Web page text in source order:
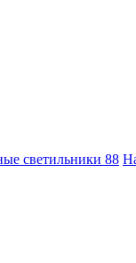
светильники 88